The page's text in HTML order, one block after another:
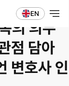
EN
의 의무
점 담아
변호사 인